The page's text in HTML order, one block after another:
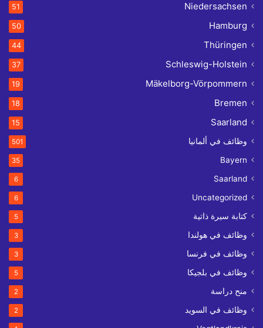
Niedersachsen
51
Hamburg
50
Thüringen
44
Schleswig-Holstein
37
Mäkelborg-Vörpommern
19
Bremen
18
Saarland
15
وظائف في ألمانيا 501
Bayern
35
Saarland
6
Uncategorized
6
كتابة سيرة ذاتية 5
وظائف في هولندا 3
وظائف في فرنسا 3
وظائف في بلجيكا 5
منح دراسة 2
وظائف في السويد 2